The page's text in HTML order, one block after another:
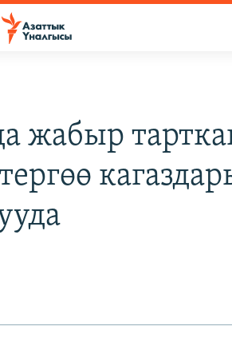
жабыр